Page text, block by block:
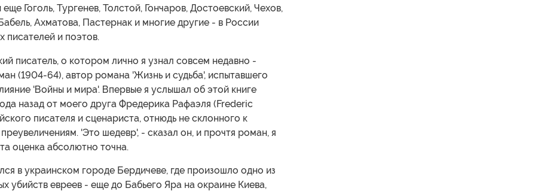
Гоголь, Тургенев, Толстой, Гончаров, Достоевский, Чехов,
Ахматова, Пастернак и многие другие - в России
писателей и поэтов.
писатель, о котором лично я узнал совсем недавно -
(1904-64), автор романа 'Жизнь и судьба', испытавшего
'Войны и мира'. Впервые я услышал об этой книге
назад от моего друга Фредерика Рафаэля (Frederic
писателя и сценариста, отнюдь не склонного к
'Это шедевр', - сказал он, и прочтя роман, я
оценка абсолютно точна.
в украинском городе Бердичеве, где произошло одно из
убийств евреев - еще до Бабьего Яра на окраине Киева,